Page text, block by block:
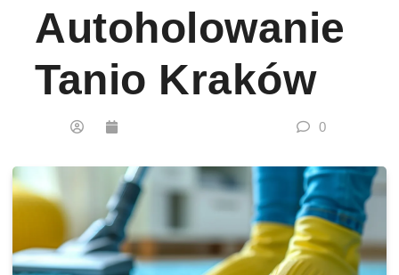
Autoholowanie
Tanio Kraków
0